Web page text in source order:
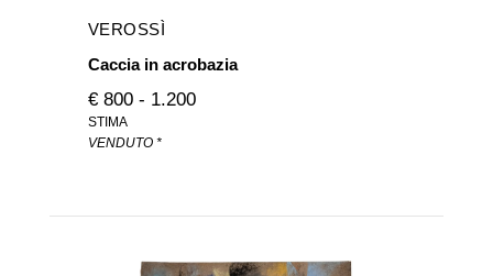
VEROSSÌ
Caccia in acrobazia
€ 800 - 1.200
STIMA
VENDUTO *